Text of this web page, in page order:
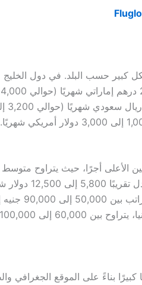
كبير حسب البلد. في دول الخليج
الأعلى أجرًا، حيث يتراوح
70,000 إلى 150,000
الرواتب حسب
كبيرًا بناءً على الموقع الجغرافي